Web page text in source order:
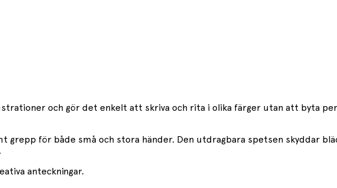
och gör det enkelt att skriva och rita i olika färger utan att byta
grepp för både små och stora händer. Den utdragbara spetsen skyddar
anteckningar.